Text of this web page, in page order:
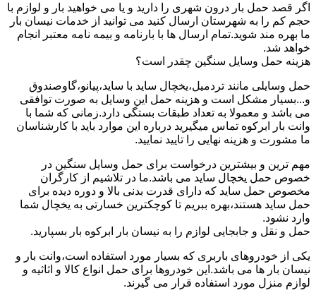
اگر قصد حمل بار درون شهری را دارید و یا می خواهید بار و لوازم با
حجم کم را به شهرستان ارسال کنید می توانید از خدمات نیسان بار
ما بهره مند شوید.تمام ارسال ها با بارنامه و بیمه نامه معتبر انجام
خواهد شد.
هزینه حمل وسایل سنگین چقدر است؟
حمل وسایلی مانند تردمیل،یخچال ساید با ساید،پیانو،گاوصندوق
و...بسیار مشکل است و هزینه حمل این وسایل به صورت توافقی
می باشد و معمولا به تعداد طبقات بستگی دارد.زمانی که شما با
وانت بار ابرکوه تماس میگیرید درباره این موارد باید با کارشناسان
ما مشورت و هزینه نهایی را تایید نمایید.
مهم ترین و بیشترین درخواست برای حمل وسایل سنگین در
خصوص حمل یخچال ساید می باشد.ما در تلاشیم از کارگران
مخصوص حمل ساید که دارای قدرت بدنی بالا و دوره دیده برای
حمل ساید هستند،بهره ببریم تا کوچکترین خسارتی به یخچال شما
وارد نشود.
حمل و نقل و جابجایی لوازم را به نیسان بار ابرکوه بار بسپارید.
یکی از خودروهای باربری که بسیار مورد استفاده است،وانت بار و
نیسان بار ها می باشد.این خودروها برای حمل انواع کالا و اثاثیه و
لوازم منزل مورد استفاده قرار می گیرند.